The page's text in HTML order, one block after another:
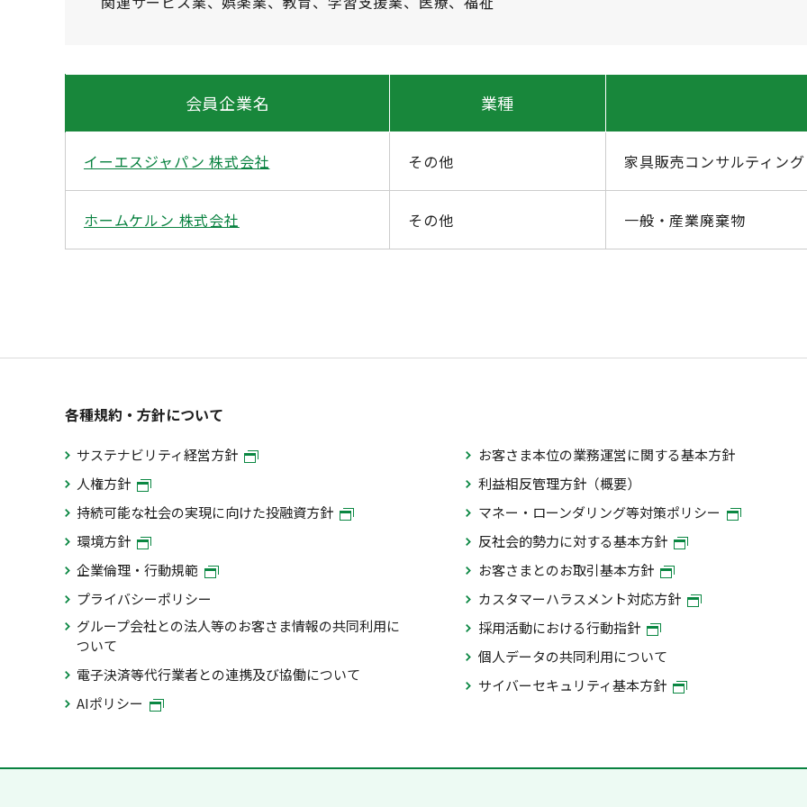
会員企業名 業種
イーエスジャパン 株式会社 その他 家具販売コンサルティング
ホームケルン 株式会社 その他 一般・産業廃棄物
各種規約・方針について
サステナビリティ経営方針
人権方針
持続可能な社会の実現に向けた投融資方針
環境方針
企業倫理・行動規範
プライバシーポリシー
グループ会社との法人等のお客さま情報の共同利用に
ついて
電子決済等代行業者との連携及び協働について
AIポリシー
お客さま本位の業務運営に関する基本方針
利益相反管理方針（概要）
マネー・ローンダリング等対策ポリシー
反社会的勢力に対する基本方針
お客さまとのお取引基本方針
カスタマーハラスメント対応方針
採用活動における行動指針
個人データの共同利用について
サイバーセキュリティ基本方針